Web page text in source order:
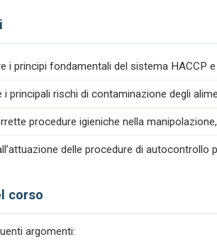
i principi fondamentali del sistema HACCP
i principali rischi di contaminazione degli
procedure igieniche nella
delle procedure di autocontrollo
corso
argomenti: